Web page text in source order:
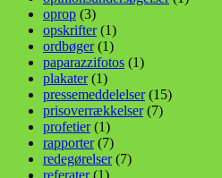
oprop (3)
opskrifter(1)
ordbøger(1)
paparazzifotos (1)
plakater(1)
pressemeddelelser(15)
prisoverrækkelser(7)
profetier(1)
rapporter(7)
redegørelser(7)